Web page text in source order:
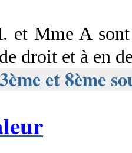
et Mme A
droit et à en
et 8ème